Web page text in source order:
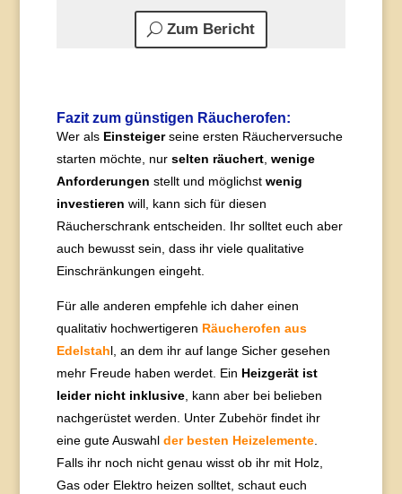
Zum Bericht
Fazit zum günstigen Räucherofen:
Wer als Einsteigerseine ersten Räucherversuche
starten möchte, nur selten räuchert, wenige
Anforderungen stellt und möglichst wenig
investieren will, kann sich für diesen
Räucherschrank entscheiden. Ihr solltet euch aber
auch bewusst sein, dass ihr viele qualitative
Einschränkungen eingeht.
Für alle anderen empfehle ich daher einen
qualitativ hochwertigeren Räucherofen aus
Edelstahl, an dem ihr auf lange Sicher gesehen
mehr Freude haben werdet. Ein Heizgerät ist
leider nicht inklusive, kann aber bei belieben
nachgerüstet werden. Unter Zubehör findet ihr
eine gute Auswahl der besten Heizelemente.
Falls ihr noch nicht genau wisst ob ihr mit Holz,
Gas oder Elektro heizen solltet, schaut euch